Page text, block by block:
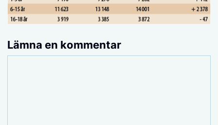
Lämna en kommentar